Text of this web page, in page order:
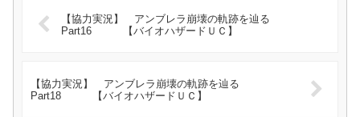
【協力実況】 アンブレラ崩壊の軌跡を辿る
Part16 【バイオハザードＵＣ】
【協力実況】 アンブレラ崩壊の軌跡を辿る
Part18 【バイオハザードＵＣ】